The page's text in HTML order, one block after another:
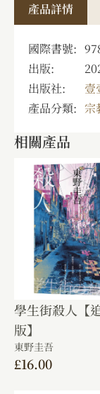
產品詳情
國際書號:
出版:
出版社:
壹
產品分類: 宗
相關產品
學生街殺人【
版】
東野圭吾
£16.00